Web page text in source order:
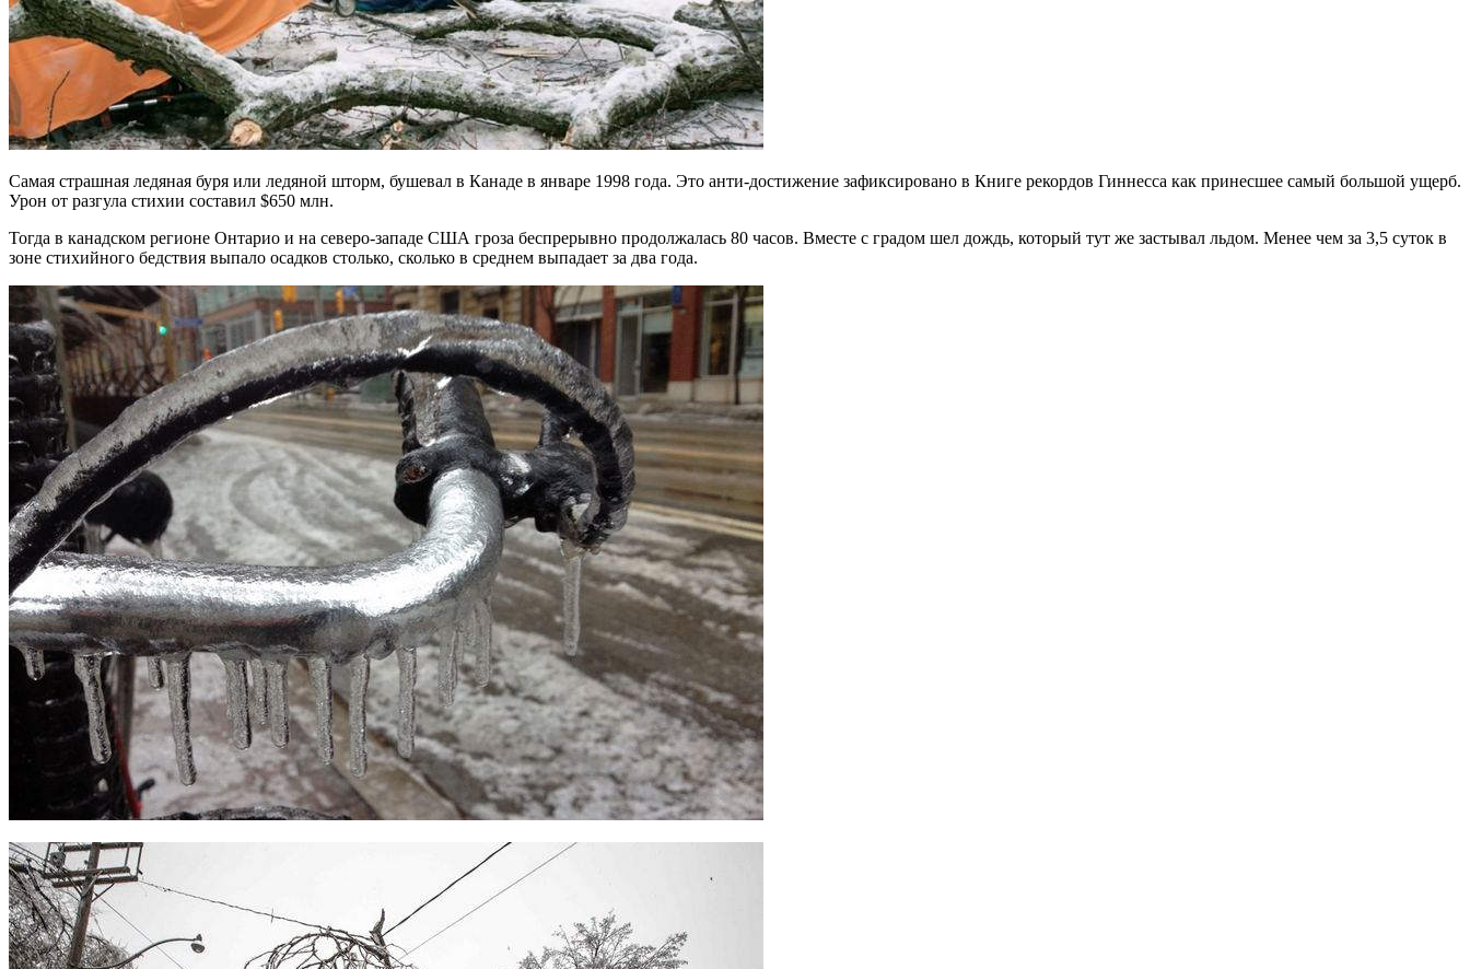
Самая страшная ледяная буря или ледяной шторм, бушевал в Канаде в январе 1998 года. Это анти-достижение зафиксировано в Книге рекордов Гиннесса как принесшее самый большой ущерб.
Урон от разгула стихии составил $650 млн.
Тогда в канадском регионе Онтарио и на северо-западе США гроза беспрерывно продолжалась 80 часов. Вместе с градом шел дождь, который тут же застывал льдом. Менее чем за 3,5 суток в
зоне стихийного бедствия выпало осадков столько, сколько в среднем выпадает за два года.